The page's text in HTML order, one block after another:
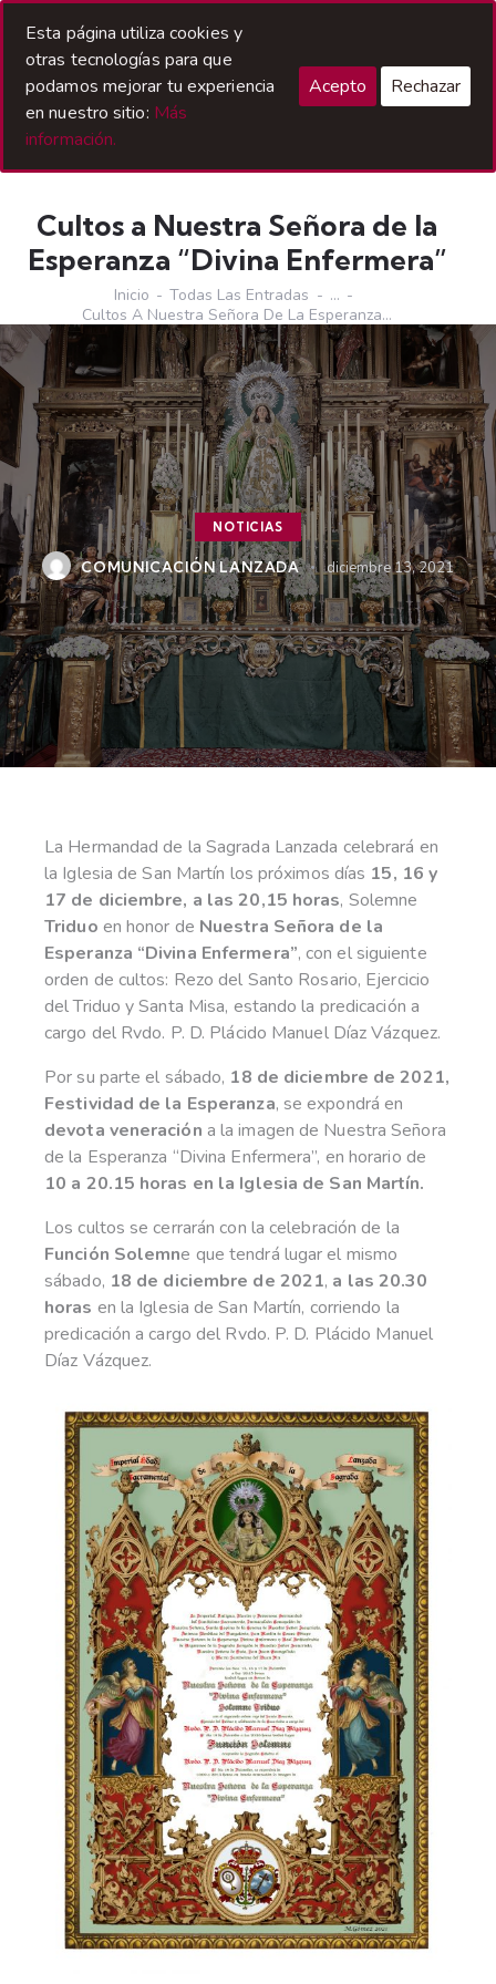
Cultos a Nuestra Señora de la
Esperanza “Divina Enfermera”
Inicio Todas Las Entradas
...
Cultos A Nuestra Señora De La Esperanza...
NOTICIAS
COMUNICACIÓN LANZADA diciembre 13, 2021
La Hermandad de la Sagrada Lanzada celebrará en
la Iglesia de San Martín los próximos días 15, 16 y
17 de diciembre, a las 20,15 horas, Solemne
Triduo en honor de Nuestra Señora de la
Esperanza “Divina Enfermera”, con el siguiente
orden de cultos: Rezo del Santo Rosario, Ejercicio
del Triduo y Santa Misa, estando la predicación a
cargo del Rvdo. P. D. Plácido Manuel Díaz Vázquez.
Por su parte el sábado, 18 de diciembre de 2021,
Festividad de la Esperanza, se expondrá en
devota veneración a la imagen de Nuestra Señora
de la Esperanza “Divina Enfermera”, en horario de
10 a 20.15 horas en la Iglesia de San Martín.
Los cultos se cerrarán con la celebración de la
Función Solemne que tendrá lugar el mismo
sábado, 18 de diciembre de 2021, a las 20.30
horas en la Iglesia de San Martín, corriendo la
predicación a cargo del Rvdo. P. D. Plácido Manuel
Díaz Vázquez.
Esta página utiliza cookies y
otras tecnologías para que
podamos mejorar tu experiencia
en nuestro sitio: Más
información.
Acepto Rechazar